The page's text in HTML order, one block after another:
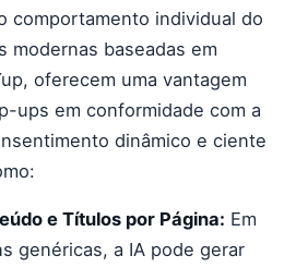
comportamento individual do
modernas baseadas em
oferecem uma vantagem
ups em conformidade com a
dinâmico e ciente
e Títulos por Página: Em
genéricas, a IA pode gerar